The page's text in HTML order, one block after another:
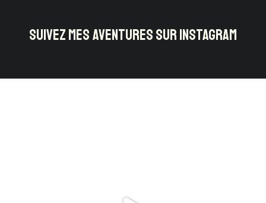
SUIVEZ MES AVENTURES SUR INSTAGRAM